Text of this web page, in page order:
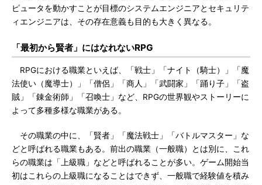
ピュータを動かすことが目標のシステムエンジニアとセキュリテ
ィエンジニアは、その存在意義も目的も大きく異なる。
「最初から賢者」にはなれないRPG
RPGにおける職業といえば、「戦士」「ナイト（騎士）」「魔
法使い（魔導士）」「僧侶」「商人」「武闘家」「踊り子」「盗
賊」「錬金術師」「召喚士」など、RPGの世界観やストーリーに
よって多種多様な職業がある。
その職業の中に、「賢者」「魔法戦士」「バトルマスター」な
どと呼ばれる職業もある。前出の職業（一般職）とは別に、これ
らの職業は「上級職」などと呼ばれることが多い。ゲーム開始当
初はこれらの上級職になることはできず、一般職で経験値を積み